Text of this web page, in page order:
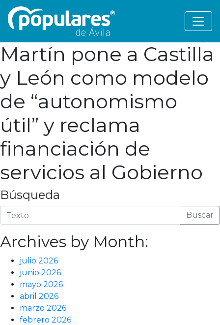
Martín pone a Castilla
y León como modelo
de “autonomismo
útil” y reclama
financiación de
servicios al Gobierno
Búsqueda
Buscar
Archives by Month:
julio 2026
junio 2026
mayo 2026
abril 2026
marzo 2026
febrero 2026